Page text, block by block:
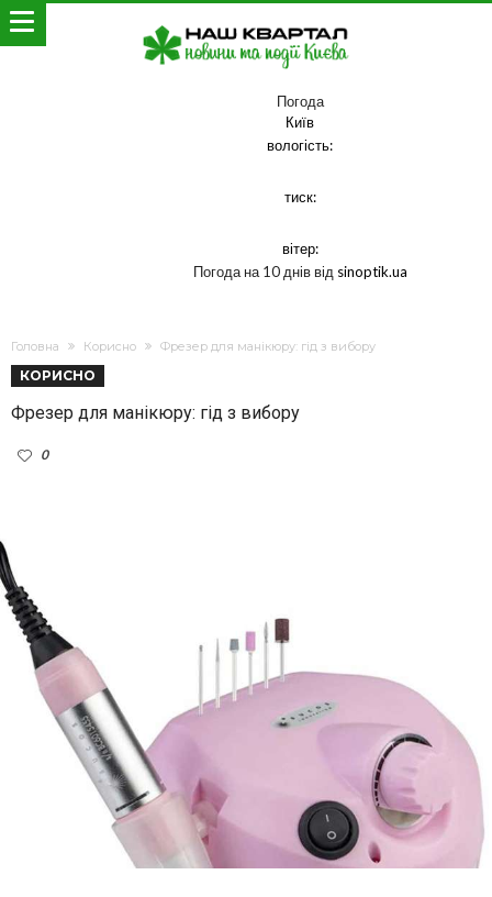
Погода
Київ
вологість:
тиск:
вітер:
Погода на 10 днів від sinoptik.ua
Головна Корисно Фрезер для манікюру: гід з вибору
КОРИСНО
Фрезер для манікюру: гід з вибору
0